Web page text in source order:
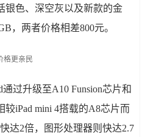
银色、深空灰以及新款的金
，两者价格相差800元。
过升级至A10 Funsion芯片和
较iPad mini 4搭载的A8芯片而
达2倍，图形处理器则快达2.7